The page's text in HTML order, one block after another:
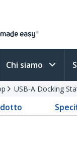
Chi siamo
USB-A Docking